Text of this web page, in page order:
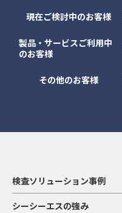
現在ご検討中のお客様
製品・サービスご利用中
のお客様
その他のお客様
検査ソリューション事例
シーシーエスの強み